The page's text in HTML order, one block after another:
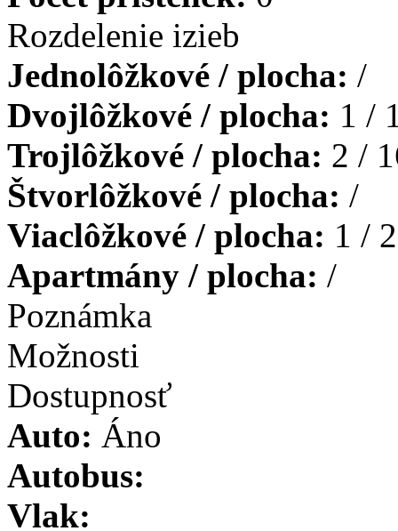
Rozdelenie izieb
Jednolôžkové / plocha: /
Dvojlôžkové / plocha: 1 /
Trojlôžkové / plocha: 2 /
Štvorlôžkové / plocha: /
Viaclôžkové / plocha: 1 /
Apartmány / plocha: /
Poznámka
Možnosti
Dostupnosť
Auto: Áno
Autobus:
Vlak: